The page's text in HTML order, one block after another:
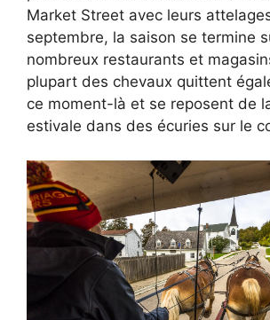
Market Street avec leurs
septembre, la saison se termine
nombreux restaurants et
plupart des chevaux quittent
ce moment-là et se reposent de
estivale dans des écuries sur le